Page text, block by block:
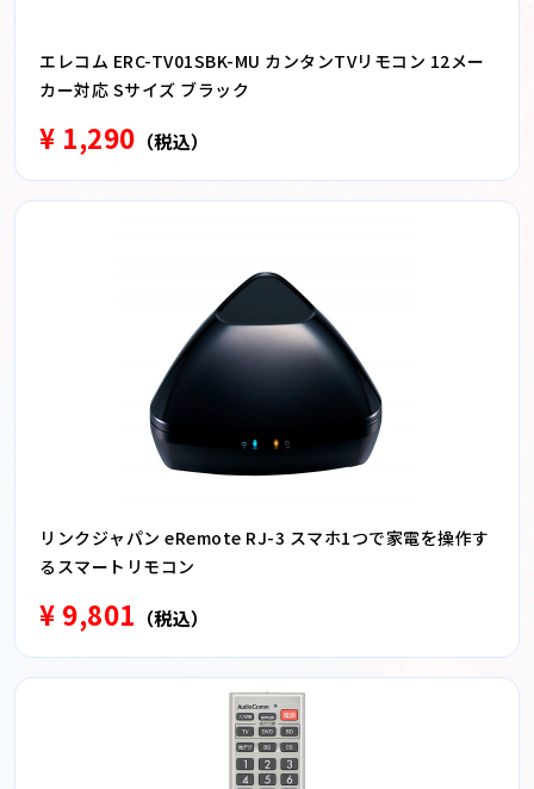
エレコム ERC-TV01SBK-MU カンタンTVリモコン 12メー
カー対応 Sサイズ ブラック
¥ 1,290 （税込）
リンクジャパン eRemote RJ-3 スマホ1つで家電を操作す
るスマートリモコン
¥ 9,801 （税込）